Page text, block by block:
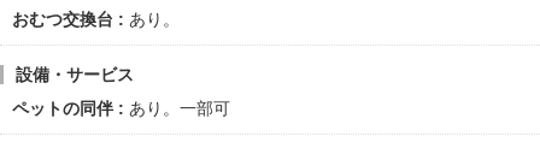
おむつ交換台 あり。
設備・サービス
ペットの同伴
あり。一部可